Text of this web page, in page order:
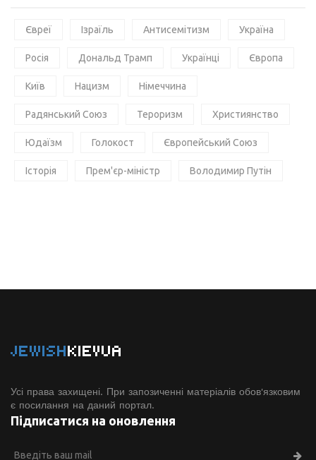
Євреї Ізраїль Антисемітизм Україна
Росія Дональд Трамп Українці Європа
Київ Нацизм Німеччина
Радянський Союз Тероризм Християнство
Юдаїзм Голокост Європейський Союз
Історія Прем'єр-міністр Володимир Путін
JEWISHKIEVUA
Усі права захищені. При запозиченні матеріалів обов'язковим
є посилання на даний портал.
Підписатися на оновлення